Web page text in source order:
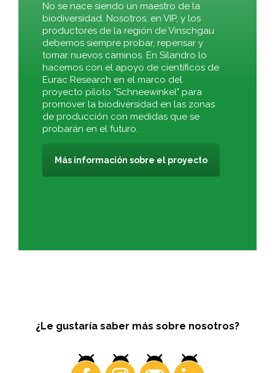
No se nace siendo un maestro de la
biodiversidad. Nosotros, en VIP, y los
productores de la región de Vinschgau
debemos siempre probar, repensar y
tomar nuevos caminos. En Silandro lo
hacemos con el apoyo de científicos de
Eurac Research en el marco del
proyecto piloto "Schneewinkel" para
promover la biodiversidad en las zonas
de producción con medidas que se
probarán en el futuro.
Más información sobre el proyecto
¿Le gustaría saber más sobre nosotros?